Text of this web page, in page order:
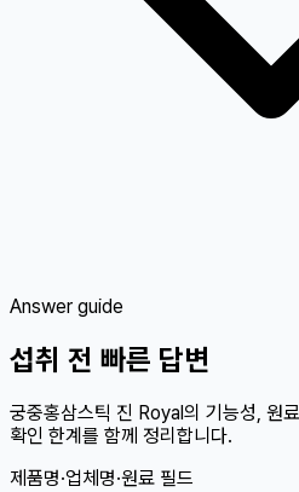
Answer guide
섭취 전 빠른 답변
궁중홍삼스틱 진 Royal의 기능성, 원
확인 한계를 함께 정리합니다.
제품명·업체명·원료 필드